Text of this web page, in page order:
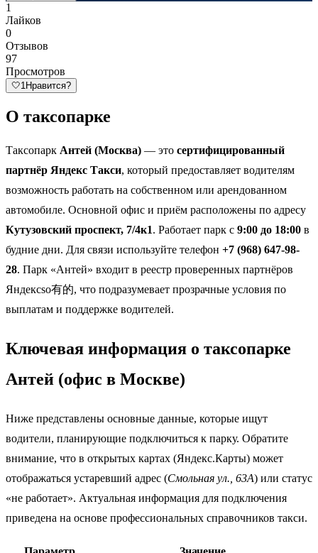
1
Лайков
0
Отзывов
97
Просмотров
🤍1 Нравится?
О таксопарке
Таксопарк Антей (Москва) — это сертифицированный
партнёр Яндекс Такси, который предоставляет водителям
возможность работать на собственном или арендованном
автомобиле. Основной офис и приём расположены по адресу
Кутузовский проспект, 7/4к1. Работает парк с 9:00 до 18:00 в
будние дни. Для связи используйте телефон +7 (968) 647-98-
28. Парк «Антей» входит в реестр проверенных партнёров
Яндексso有的, что подразумевает прозрачные условия по
выплатам и поддержке водителей.
Ключевая информация о таксопарке
Антей (офис в Москве)
Ниже представлены основные данные, которые ищут
водители, планирующие подключиться к парку. Обратите
внимание, что в открытых картах (Яндекс.Карты) может
отображаться устаревший адрес (Смольная ул., 63А) или статус
«не работает». Актуальная информация для подключения
приведена на основе профессиональных справочников такси.